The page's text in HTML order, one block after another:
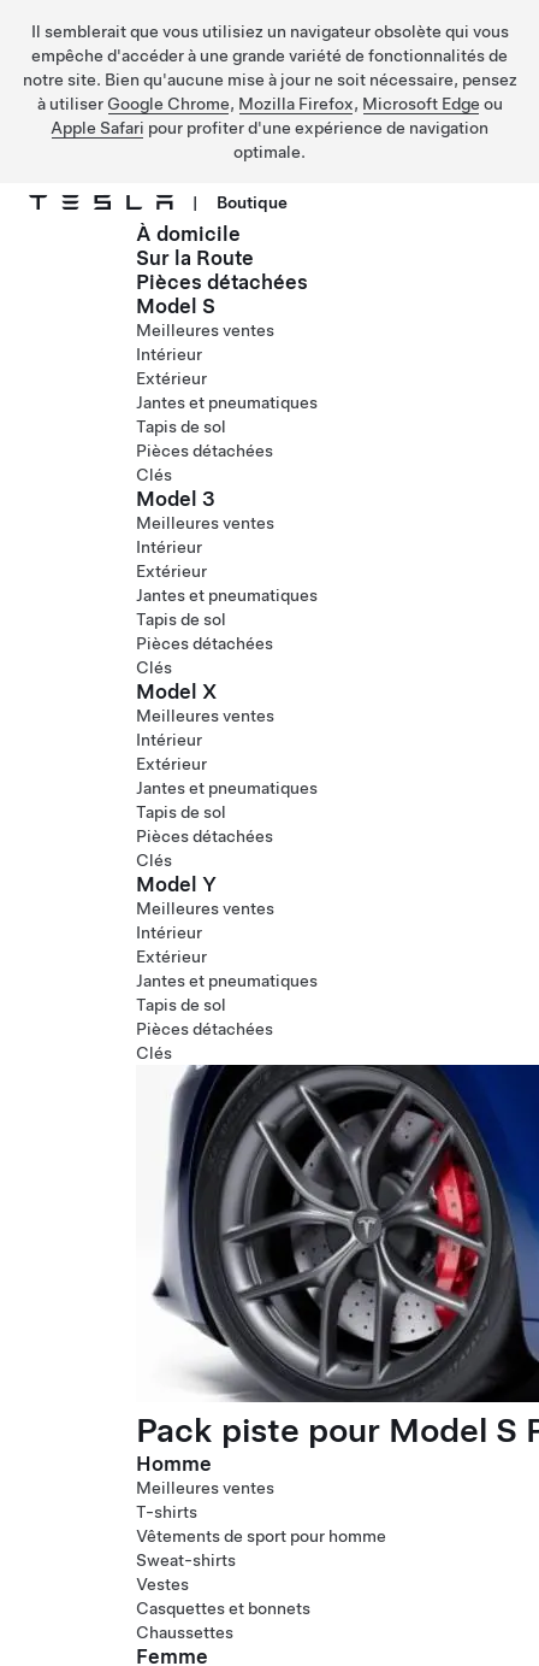
Il semblerait que vous utilisiez un navigateur obsolète qui vous
empêche d'accéder à une grande variété de fonctionnalités de
notre site. Bien qu'aucune mise à jour ne soit nécessaire, pensez
à utiliser Google Chrome, Mozilla Firefox, Microsoft Edge ou
Apple Safari pour profiter d'une expérience de navigation
optimale.
Passer au contenu principal
| Boutique
À domicile
Sur la Route
Pièces détachées
Model S
Meilleures ventes
Intérieur
Extérieur
Jantes et pneumatiques
Tapis de sol
Pièces détachées
Clés
Model 3
Meilleures ventes
Intérieur
Extérieur
Jantes et pneumatiques
Tapis de sol
Pièces détachées
Clés
Model X
Meilleures ventes
Intérieur
Extérieur
Jantes et pneumatiques
Tapis de sol
Pièces détachées
Clés
Model Y
Meilleures ventes
Intérieur
Extérieur
Jantes et pneumatiques
Tapis de sol
Pièces détachées
Clés
Pack piste pour Model S
Homme
Meilleures ventes
T-shirts
Vêtements de sport pour homme
Sweat-shirts
Vestes
Casquettes et bonnets
Chaussettes
Femme